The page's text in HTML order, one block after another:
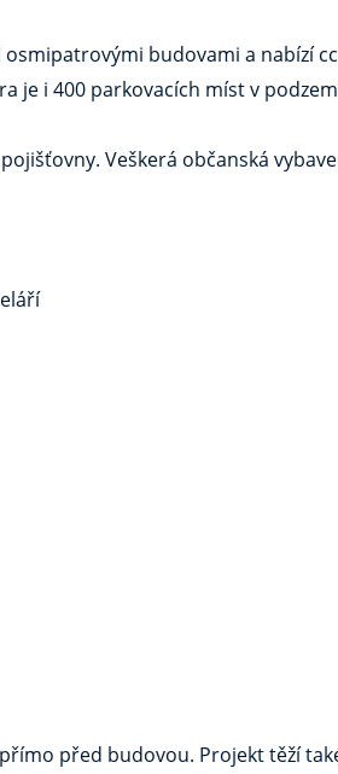
budovami a nabízí
je i 400 parkovacích míst v
Veškerá občanská
před budovou. Projekt těží